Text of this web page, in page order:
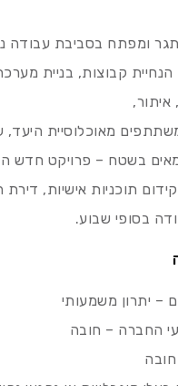
ומפתח בסביבת עבודה
– הנחיית קבוצות,
איתור,
מאוכלוסיית היעד,
בשטח – פרויקט חדש
תוכניות אישיות,
בסופי שבוע.
– יתרון משמעותי
החברה – חובה
חובה